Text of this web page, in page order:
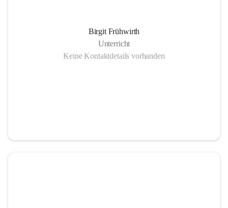
Birgit Frühwirth
Unterricht
Keine Kontaktdetails vorhanden